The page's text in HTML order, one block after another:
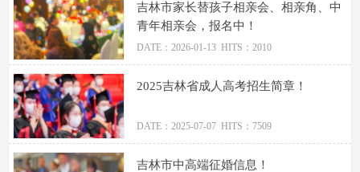
吉林市家长替孩子相亲会、相亲角、中
青年相亲会，报名中！
DATE：2026-01-13 HITS：2010
2025吉林省成人高考招生简章！
DATE：2025-07-07 HITS：7509
吉林市中高端征婚信息！